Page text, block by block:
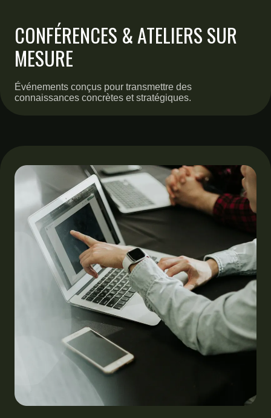
CONFÉRENCES & ATELIERS SUR
MESURE
Événements conçus pour transmettre des
connaissances concrètes et stratégiques.